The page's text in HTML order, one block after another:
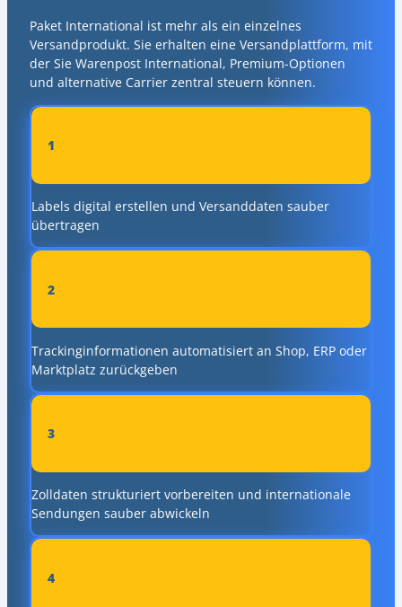
Paket International ist mehr als ein einzelnes
Versandprodukt. Sie erhalten eine Versandplattform, mit
der Sie Warenpost International, Premium-Optionen
und alternative Carrier zentral steuern können.
1
Labels digital erstellen und Versanddaten sauber
übertragen
2
Trackinginformationen automatisiert an Shop, ERP oder
Marktplatz zurückgeben
3
Zolldaten strukturiert vorbereiten und internationale
Sendungen sauber abwickeln
4